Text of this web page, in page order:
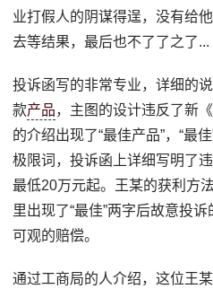
业打假人的阴谋得逞，没有给
去等结果，最后也不了了之了...
投诉函写的非常专业，详细的
款产品，主图的设计违反了新《
的介绍出现了“最佳产品”，“最
极限词，投诉函上详细写明了
最低20万元起。王某的获利方
里出现了“最佳”两字后故意投
可观的赔偿。
通过工商局的人介绍，这位王